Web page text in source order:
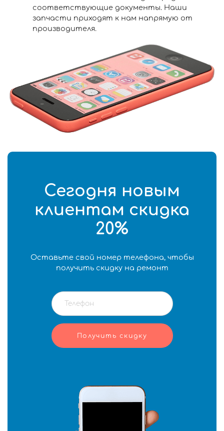
соответствующие документы. Наши
запчасти приходят к нам напрямую от
производителя.
Сегодня новым
клиентам скидка
20%
Оставьте свой номер телефона, чтобы
получить скидку на ремонт